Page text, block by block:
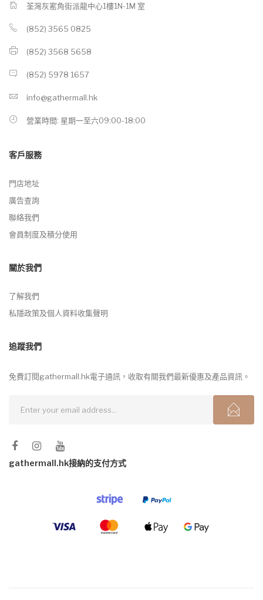
荃灣灰窰角街派龍中心1樓1N-1M 室
(852) 3565 0825
(852) 3568 5658
(852) 5978 1657
info@gathermall.hk
營業時間: 星期一至六09:00-18:00
客戶服務
門店地址
廣告查詢
聯絡我們
會員制度及積分使用
關於我們
了解我們
私隱政策及個人資料收集聲明
追蹤我們
免費訂閱gathermall.hk電子通訊，收取有關我們最新優惠及產品資訊。
gathermall.hk接納的支付方式